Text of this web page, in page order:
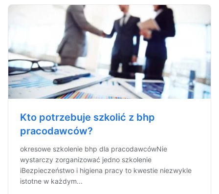
Kto potrzebuje szkolić z bhp
pracodawców?
okresowe szkolenie bhp dla pracodawcówNie
wystarczy zorganizować jedno szkolenie
iBezpieczeństwo i higiena pracy to kwestie niezwykle
istotne w każdym...